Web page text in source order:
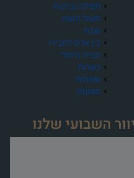
תפילה וברכות
מעגל השנה
שבת
בין אדם לחבירו
הבית היהודי
כשרות
שמחות
ממונות
השבועי שלנו